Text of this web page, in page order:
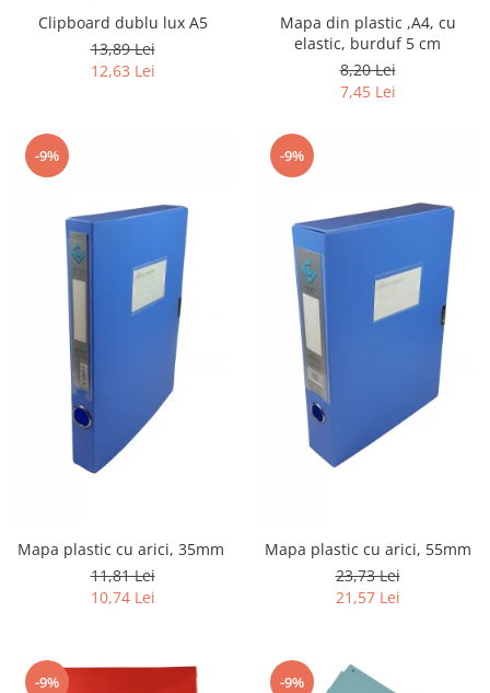
Clipboard dublu lux A5
13,89 Lei
12,63 Lei
Mapa din plastic ,A4, cu
elastic, burduf 5 cm
8,20 Lei
7,45 Lei
-9%
Mapa plastic cu arici, 35mm
11,81 Lei
10,74 Lei
-9%
Mapa plastic cu arici, 55mm
23,73 Lei
21,57 Lei
-9% -9%